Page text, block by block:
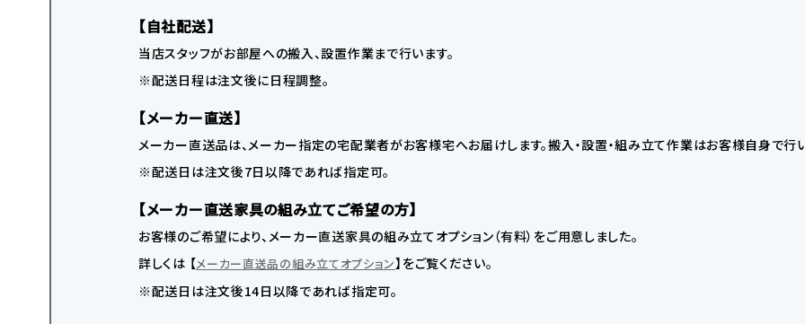
【自社配送】
当店スタッフがお部屋への搬入、設置作業まで行います。
※配送日程は注文後に日程調整。
【メーカー直送】
メーカー直送品は、メーカー指定の宅配業者がお客様宅へお届けします。搬入・設置・組み立て作業はお客様自身で行
※配送日は注文後7日以降であれば指定可。
【メーカー直送家具の組み立てご希望の方】
お客様のご希望により、メーカー直送家具の組み立てオプション（有料）をご用意しました。
詳しくは 【メーカー直送品の組み立てオプション】をご覧ください。
※配送日は注文後14日以降であれば指定可。